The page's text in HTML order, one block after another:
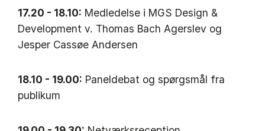
17.20 - 18.10: Medledelse i MGS Design &
Development v. Thomas Bach Agerslev og
Jesper Cassøe Andersen
18.10 - 19.00: Paneldebat og spørgsmål fra
publikum